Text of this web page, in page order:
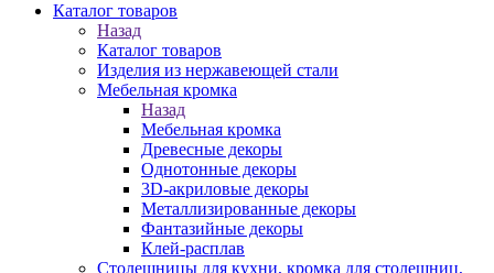
Каталог товаров
Назад
Каталог товаров
Изделия из нержавеющей стали
Мебельная кромка
Назад
Мебельная кромка
Древесные декоры
Однотонные декоры
3D-акриловые декоры
Металлизированные декоры
Фантазийные декоры
Клей-расплав
Столешницы для кухни, кромка для столешниц,